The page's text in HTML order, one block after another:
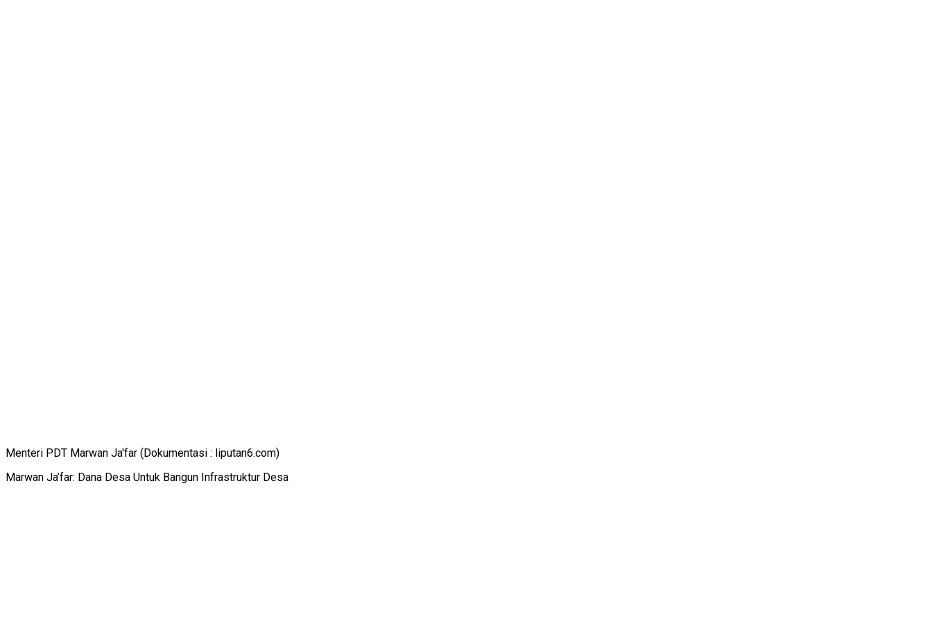
Menteri PDT Marwan Ja'far (Dokumentasi : liputan6.com)
Marwan Ja’far: Dana Desa Untuk Bangun Infrastruktur Desa